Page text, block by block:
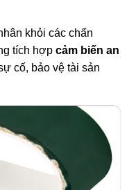
khỏi các chấn
tích hợp cảm biến an
cố, bảo vệ tài sản